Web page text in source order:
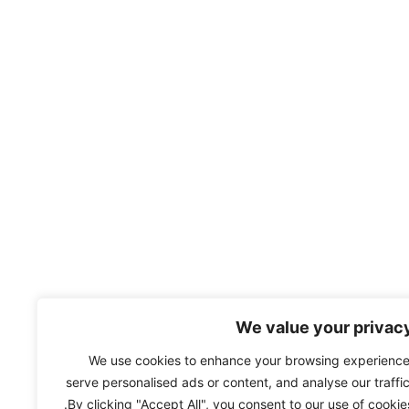
We value your
We use cookies to enhance your browsing
serve personalised ads or content, and analyse our
By clicking "Accept All", you consent to our use of